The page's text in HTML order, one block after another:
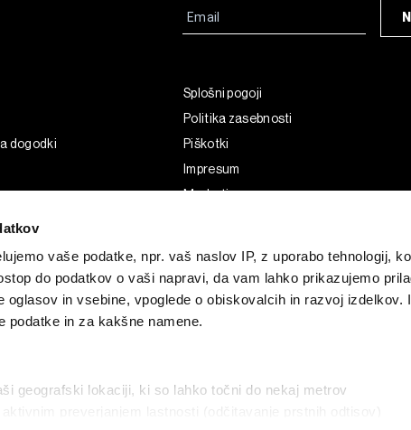
vaše podatke, npr. vaš naslov IP, z uporabo tehnologij,
do podatkov o vaši napravi, da vam lahko prikazujemo
oglasov in vsebine, vpoglede o obiskovalcih in razvoj izdelkov.
podatke in za kakšne namene.
geografski lokaciji, ki so lahko točni do nekaj metrov
dogodki
Splošni pogoji
Politika zasebnosti
Piškotki
Impresum
Marketing